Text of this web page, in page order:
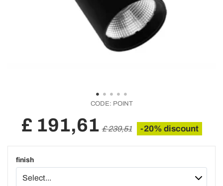
CODE: POINT
£ 191,61 £ 239,51 -20% discount
finish